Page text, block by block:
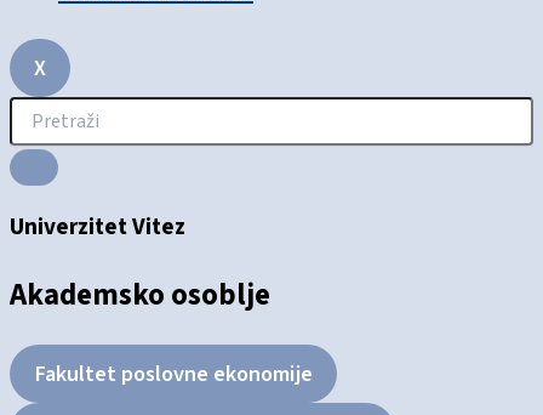
X
Univerzitet Vitez
Akademsko osoblje
Fakultet poslovne ekonomije